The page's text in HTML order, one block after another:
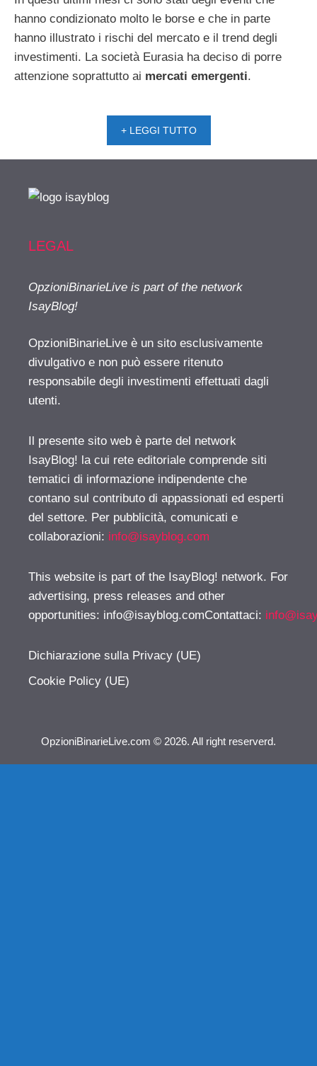
hanno condizionato molto le borse e che in parte
hanno illustrato i rischi del mercato e il trend degli
investimenti. La società Eurasia ha deciso di porre
attenzione soprattutto ai mercati emergenti.
+ LEGGI TUTTO
LEGAL
OpzioniBinarieLive is part of the network
IsayBlog!
OpzioniBinarieLive è un sito esclusivamente
divulgativo e non può essere ritenuto
responsabile degli investimenti effettuati dagli
utenti.
Il presente sito web è parte del network
IsayBlog! la cui rete editoriale comprende siti
tematici di informazione indipendente che
contano sul contributo di appassionati ed esperti
del settore. Per pubblicità, comunicati e
collaborazioni: info@isayblog.com
This website is part of the IsayBlog! network. For
advertising, press releases and other
opportunities: info@isayblog.comContattaci:
Dichiarazione sulla Privacy (UE)
Cookie Policy (UE)
OpzioniBinarieLive.com © 2026. All right reserverd.